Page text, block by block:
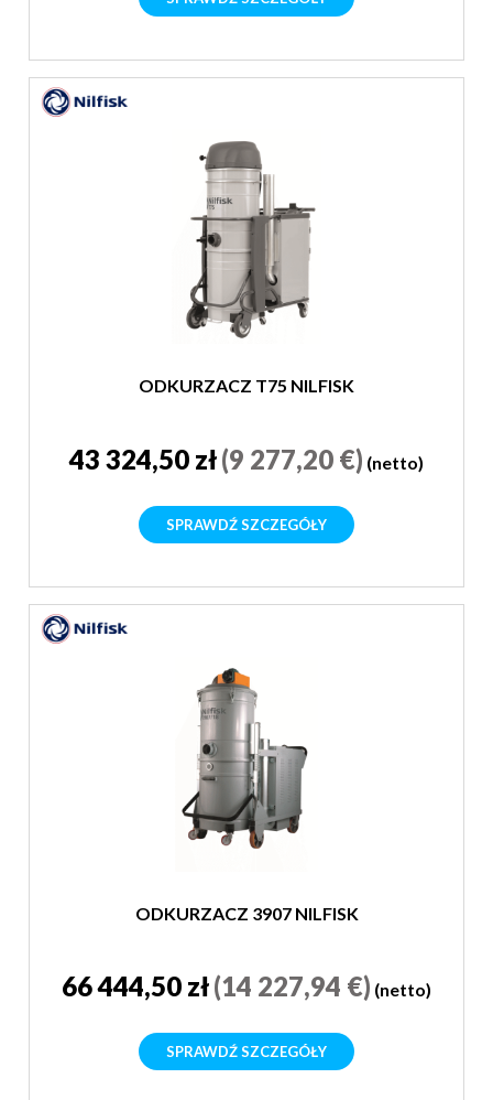
ODKURZACZ T75 NILFISK
43 324,50 zł(9 277,20 €) (netto)
SPRAWDŹ SZCZEGÓŁY
ODKURZACZ 3907 NILFISK
66 444,50 zł(14 227,94 €) (netto)
SPRAWDŹ SZCZEGÓŁY